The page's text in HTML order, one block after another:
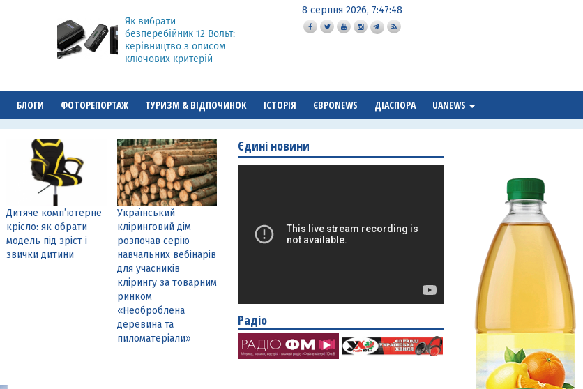
Як вибрати
безперебійник 12 Вольт:
керівництво з описом
ключових критерій
8 серпня 2026, 7:47:49
БЛОГИ ФОТОРЕПОРТАЖ ТУРИЗМ & ВІДПОЧИНОК ІСТОРІЯ ЄВРОNEWS ДІАСПОРА UANEWS
Дитяче комп’ютерне
крісло: як обрати
модель під зріст і
звички дитини
Український
кліринговий дім
розпочав серію
навчальних вебінарів
для учасників
клірингу за товарним
ринком
«Необроблена
деревина та
пиломатеріали»
Єдині новини
Радіо